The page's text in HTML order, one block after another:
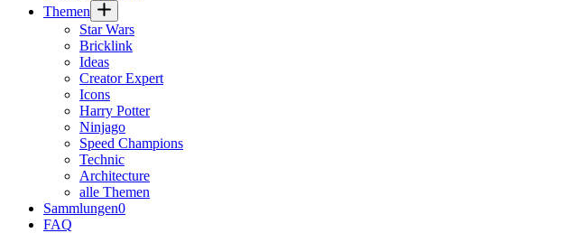
Themen
Star Wars
Bricklink
Ideas
Creator Expert
Icons
Harry Potter
Ninjago
Speed Champions
Technic
Architecture
alle Themen
Sammlungen0
FAQ